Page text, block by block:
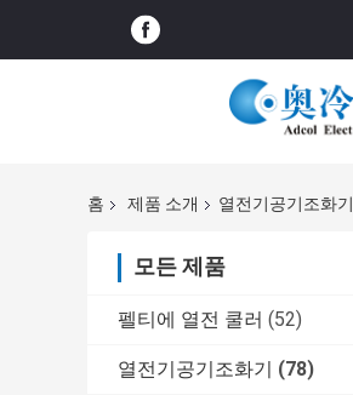
홈 제품 소개 열전기공기조화기
모든 제품
펠티에 열전 쿨러 (52)
열전기공기조화기 (78)